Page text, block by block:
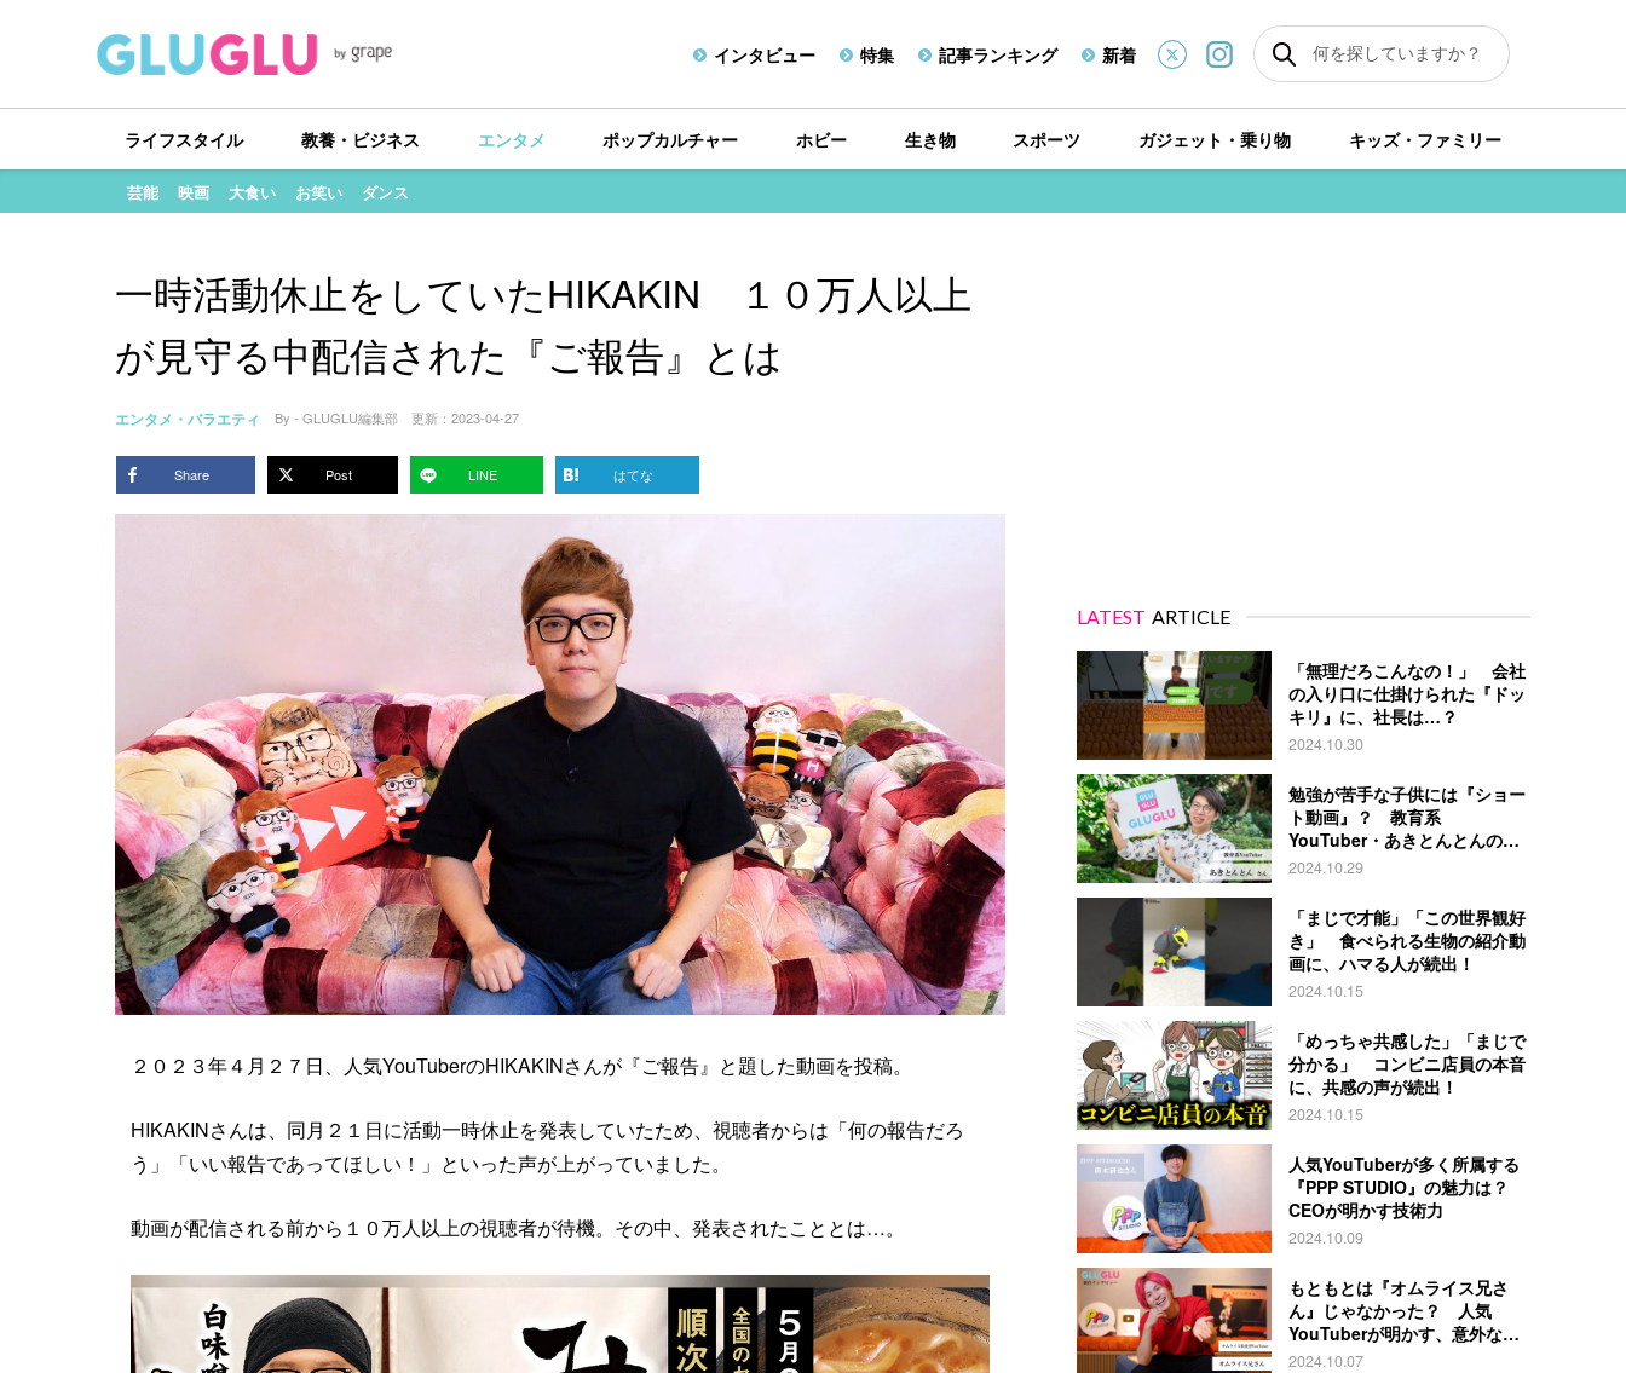
インタビュー 特集 記事ランキング 新着
ライフスタイル 教養・ビジネス エンタメ
芸能 映画 大食い お笑い ダンス
ポップカルチャー ホビー 生き物 スポーツ ガジェット・乗り物 キッズ・ファミリー
一時活動休止をしていたHIKAKIN １０万人以上
が見守る中配信された『ご報告』とは
エンタメ・バラエティ By - GLUGLU編集部 更新： 2023-04-27
Share Post LINE はてな
２０２３年４月２７日、人気YouTuberのHIKAKINさんが『ご報告』と題した動画を投稿。
HIKAKINさんは、同月２１日に活動一時休止を発表していたため、視聴者からは「何の報告だろ
う」「いい報告であってほしい！」といった声が上がっていました。
動画が配信される前から１０万人以上の視聴者が待機。その中、発表されたこととは…。
LATEST ARTICLE
「無理だろこんなの！」 会社
の入り口に仕掛けられた『ドッ
キリ』に、社長は…？
2024.10.30
勉強が苦手な子供には『ショー
ト動画』？ 教育系
YouTuber・あきとんとんの戦
略とは
2024.10.29
「まじで才能」「この世界観好
き」 食べられる生物の紹介動
画に、ハマる人が続出！
2024.10.15
「めっちゃ共感した」「まじで
分かる」 コンビニ店員の本音
に、共感の声が続出！
2024.10.15
人気YouTuberが多く所属する
『PPP STUDIO』の魅力は？
CEOが明かす技術力
2024.10.09
もともとは『オムライス兄さ
ん』じゃなかった？ 人気
YouTuberが明かす、意外な過
去とは
2024.10.07